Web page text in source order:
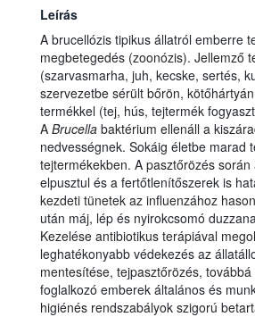
Leírás
A brucellózis tipikus állatról emberre
megbetegedés (zoonózis). Jellemző
(szarvasmarha, juh, kecske, sertés,
szervezetbe sérült bőrön,
termékkel (tej, hús, tejtermék
A Brucella baktérium ellenáll a
nedvességnek. Sokáig életbe marad
tejtermékekben. A pasztőrözés
elpusztul és a fertőtlenítőszerek is
kezdeti tünetek az influenzához
után máj, lép és nyirokcsomó
Kezelése antibiotikus terápiával
leghatékonyabb védekezés az
mentesítése, tejpasztőrözés,
foglalkozó emberek általános és
higiénés rendszabályok szigorú